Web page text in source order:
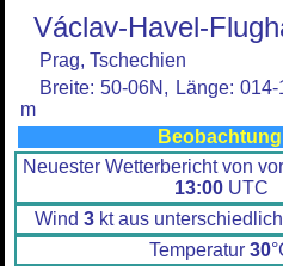
Václav-Havel-
Prag, Tschechien
Breite: 50-06N, Länge:
m
Beobachtung
Neuester Wetterbericht von vor
13:00UTC
Wind 3 kt aus
Temperatur 30